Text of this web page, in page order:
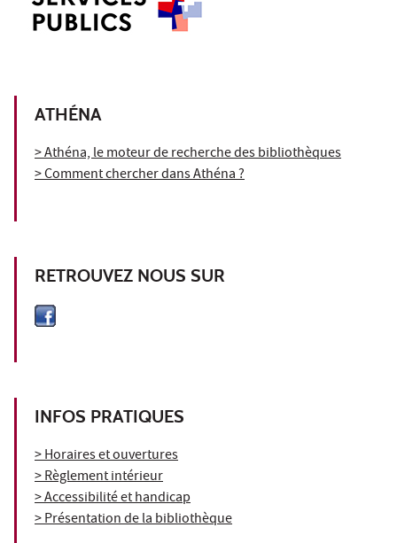
ATHÉNA
> Athéna, le moteur de recherche des bibliothèques
> Comment chercher dans Athéna ?
RETROUVEZ NOUS SUR
INFOS PRATIQUES
> Horaires et ouvertures
> Règlement intérieur
> Accessibilité et handicap
> Présentation de la bibliothèque